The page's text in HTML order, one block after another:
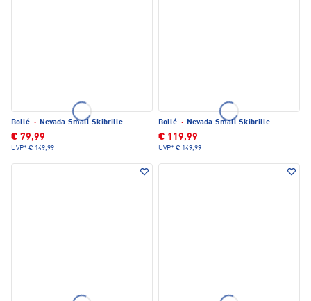
Bollé · Nevada Small Skibrille
€ 79,99
UVP* € 149,99
Bollé · Nevada Small Skibrille
€ 119,99
UVP* € 149,99